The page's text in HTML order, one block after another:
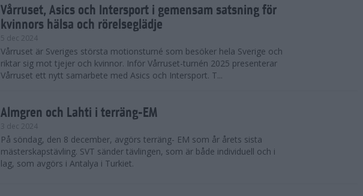
Vårruset, Asics och Intersport i gemensam satsning för
kvinnors hälsa och rörelseglädje
5 dec 2024
Vårruset är Sveriges största motionsturné som besöker hela Sverige och
riktar sig mot tjejer och kvinnor. Inför Vårruset-turnén 2025 presenterar
Vårruset ett nytt samarbete med Asics och Intersport. T...
Almgren och Lahti i terräng-EM
3 dec 2024
På söndag, den 8 december, avgörs terräng- EM som år årets sista
mästerskapstävling. SVT sänder tävlingen, som är både individuell och i
lag, som avgörs i Antalya i Turkiet.